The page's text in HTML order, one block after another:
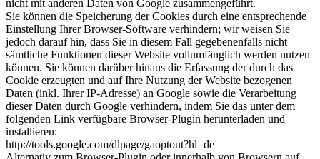
nicht mit anderen Daten von Google zusammengeführt.
Sie können die Speicherung der Cookies durch eine entsprechende
Einstellung Ihrer Browser-Software verhindern; wir weisen Sie
jedoch darauf hin, dass Sie in diesem Fall gegebenenfalls nicht
sämtliche Funktionen dieser Website vollumfänglich werden nutzen
können. Sie können darüber hinaus die Erfassung der durch das
Cookie erzeugten und auf Ihre Nutzung der Website bezogenen
Daten (inkl. Ihrer IP-Adresse) an Google sowie die Verarbeitung
dieser Daten durch Google verhindern, indem Sie das unter dem
folgenden Link verfügbare Browser-Plugin herunterladen und
installieren:
http://tools.google.com/dlpage/gaoptout?hl=de